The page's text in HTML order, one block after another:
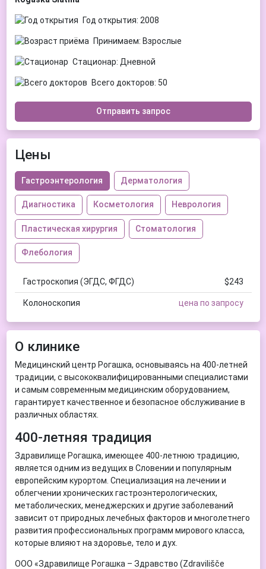
Год открытия: 2008
Принимаем: Взрослые
Стационар: Дневной
Всего докторов: 50
Отправить запрос
Цены
Гастроэнтерология Дерматология
Диагностика Косметология Неврология
Пластическая хирургия Стоматология
Флебология
Гастроскопия (ЭГДС, ФГДС) $243
Колоноскопия цена по запросу
О клинике
Медицинский центр Рогашка, основываясь на 400-летней
традиции, с высококвалифицированными специалистами
и самым современным медицинским оборудованием,
гарантирует качественное и безопасное обслуживание в
различных областях.
400-летняя традиция
Здравилище Рогашка, имеющее 400-летнюю традицию,
является одним из ведущих в Словении и популярным
европейским курортом. Специализация на лечении и
облегчении хронических гастроэнтерологических,
метаболических, менеджерских и другие заболеваний
зависит от природных лечебных факторов и многолетнего
развития профессиональных программ мирового класса,
которые влияют на здоровье, тело и дух.
ООО «Здравилище Рогашка – Здравство (Zdravilišče